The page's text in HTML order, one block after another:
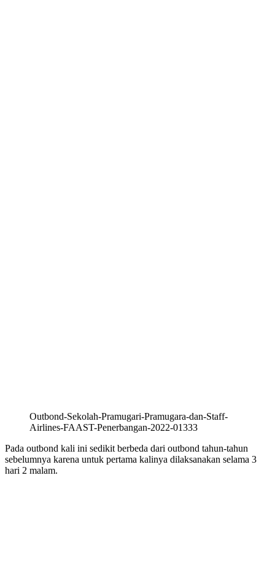
Outbond-Sekolah-Pramugari-Pramugara-dan-Staff-
Airlines-FAAST-Penerbangan-2022-01333
Pada outbond kali ini sedikit berbeda dari outbond tahun-tahun
sebelumnya karena untuk pertama kalinya dilaksanakan selama 3
hari 2 malam.